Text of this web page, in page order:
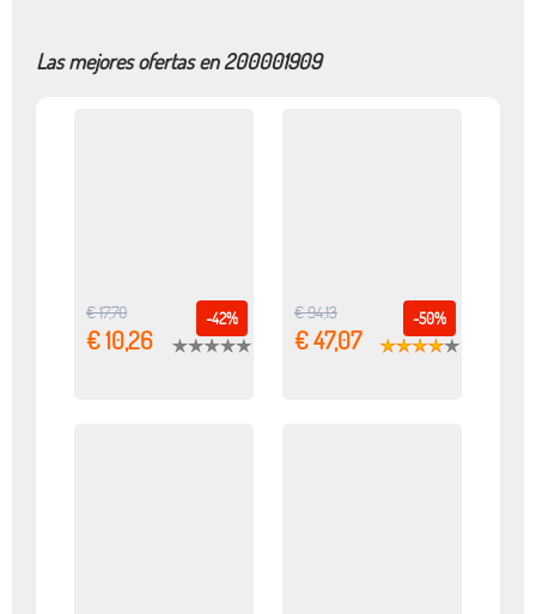
Las mejores ofertas en 200001909
-42%
€ 17,70
€ 10,26
-50%
€ 94,13
€ 47,07